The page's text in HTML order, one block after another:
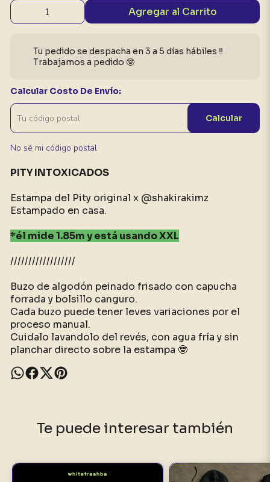
Agregar al Carrito
Tu pedido se despacha en 3 a 5 días hábiles ‼️
Trabajamos a pedido 🤓
Calcular Costo De Envío:
Calcular
No sé mi código postal
PITY INTOXICADOS
Estampa del Pity original x @shakirakimz
Estampado en casa.
*él mide 1.85m y está usando XXL
//////////////////
Buzo de algodón peinado frisado con capucha
forrada y bolsillo canguro.
Cada buzo puede tener leves variaciones por el
proceso manual.
Cuidalo lavandolo del revés, con agua fría y sin
planchar directo sobre la estampa 🤓
Te puede interesar también